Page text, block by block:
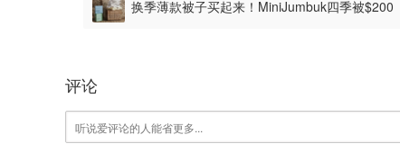
换季薄款被子买起来！MiniJumbuk四季被$200
评论